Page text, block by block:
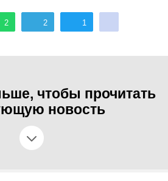
2 2 1
чтобы прочитать
новость